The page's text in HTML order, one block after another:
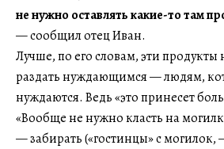
не нужно оставлять какие-то там
— сообщил отец Иван.
Лучше, по его словам, эти продукты
раздать нуждающимся — людям,
нуждаются. Ведь «это принесет
«Вообще не нужно класть на
— забирать («гостинцы» с могилок,